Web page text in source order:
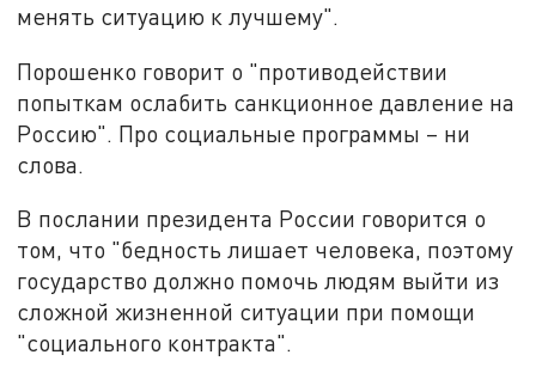
менять ситуацию к лучшему".
Порошенко говорит о "противодействии
попыткам ослабить санкционное давление на
Россию". Про социальные программы – ни
слова.
В послании президента России говорится о
том, что "бедность лишает человека, поэтому
государство должно помочь людям выйти из
сложной жизненной ситуации при помощи
"социального контракта".